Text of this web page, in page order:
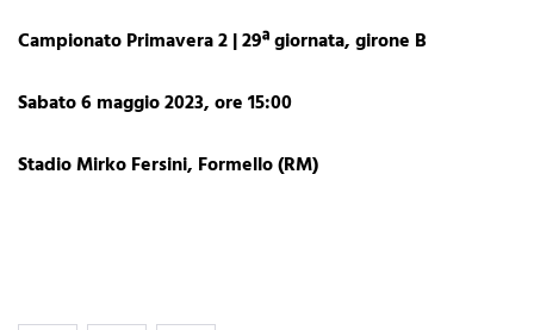
Campionato Primavera 2 | 29ª giornata, girone B
Sabato 6 maggio 2023, ore 15:00
Stadio Mirko Fersini, Formello (RM)